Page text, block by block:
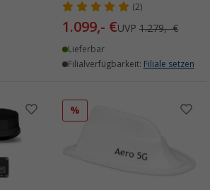
(2)
1.099,- €UVP 1.279,- €
Lieferbar
Filialverfügbarkeit: Filiale setzen
%